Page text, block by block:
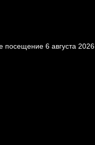
посещение 6 августа 2026